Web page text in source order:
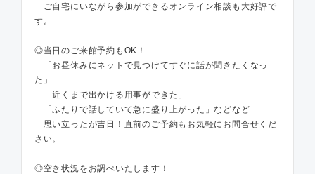
ご自宅にいながら参加ができるオンライン相談も大好評で
す。
◎当日のご来館予約もOK！
「お昼休みにネットで見つけてすぐに話が聞きたくなっ
た」
「近くまで出かける用事ができた」
「ふたりで話していて急に盛り上がった」などなど
思い立ったが吉日！直前のご予約もお気軽にお問合せくだ
さい。
◎空き状況をお調べいたします！